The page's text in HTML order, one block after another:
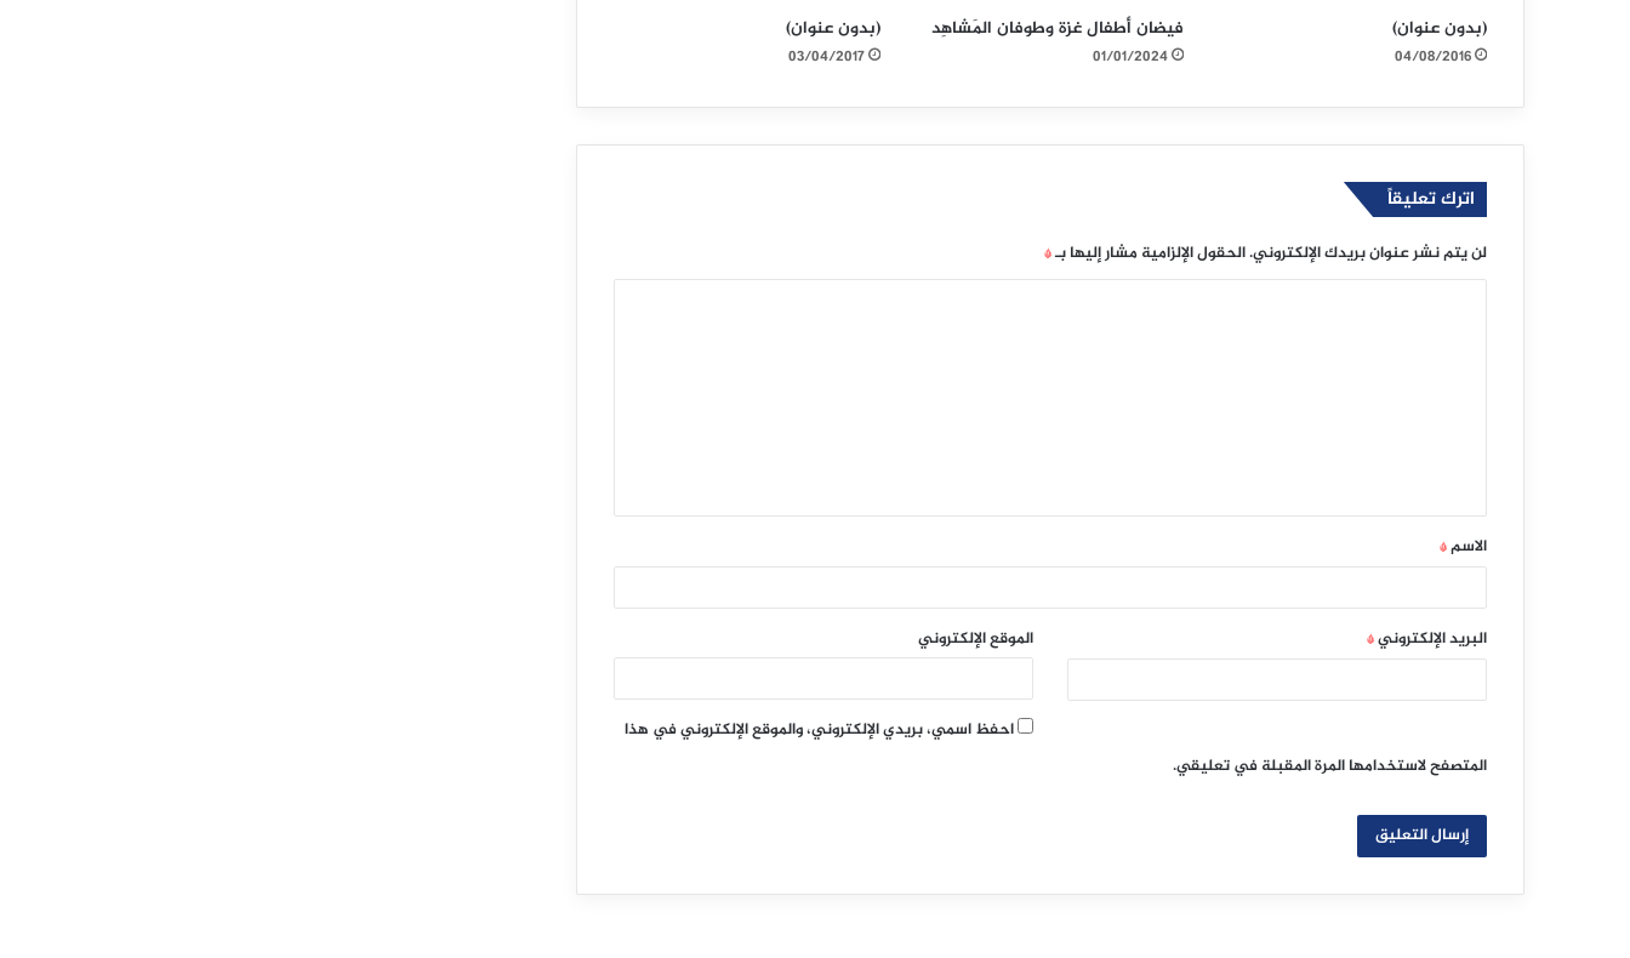
(بدون عنوان)
04/08/2016
فيضان أطفال غزة وطوفان المَشاهِد
01/01/2024
(بدون عنوان)
03/04/2017
اترك تعليقاً
لن يتم نشر عنوان بريدك الإلكتروني.الحقول الإلزامية مشار إليها بـ*
ق
*
الاسم*
البريد الإلكتروني* الموقع الإلكتروني
احفظ اسمي، بريدي الإلكتروني، والموقع الإلكتروني في هذا
المتصفح لاستخدامها المرة المقبلة في تعليقي.